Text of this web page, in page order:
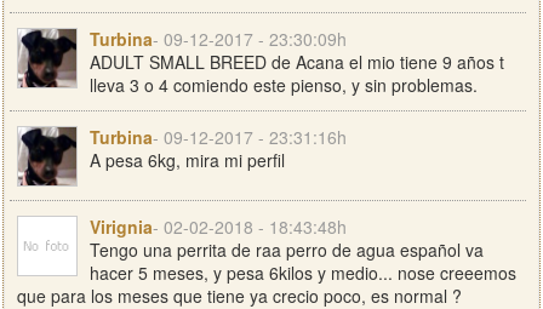
Turbina- 09-12-2017 - 23:30:09h
ADULT SMALL BREED de Acana el mio tiene 9 años t
lleva 3 o 4 comiendo este pienso, y sin problemas.
Turbina- 09-12-2017 - 23:31:16h
A pesa 6kg, mira mi perfil
Virignia- 02-02-2018 - 18:43:48h
Tengo una perrita de raa perro de agua español va
hacer 5 meses, y pesa 6kilos y medio... nose creeemos
que para los meses que tiene ya crecio poco, es normal ?